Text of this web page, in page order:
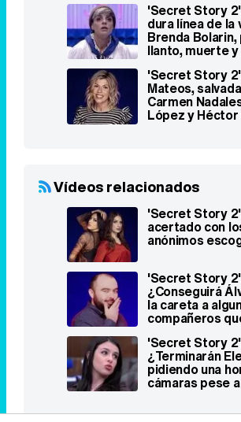
'Secret Story
dura línea de la
Brenda
llanto, muerte
'Secret Story
Mateos,
Carmen
López y Héctor
Vídeos relacionados
'Secret Story
acertado con
anónimos
'Secret Story
¿Conseguirá
la careta a
compañeros
permanecían
'Secret Story
¿Terminarán
pidiendo una
cámaras pese
conocido hace